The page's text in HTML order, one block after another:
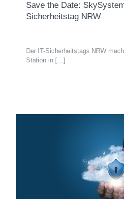
Save the Date:
Sicherheitstag NRW
Der IT-Sicherheitstags NRW
Station in […]